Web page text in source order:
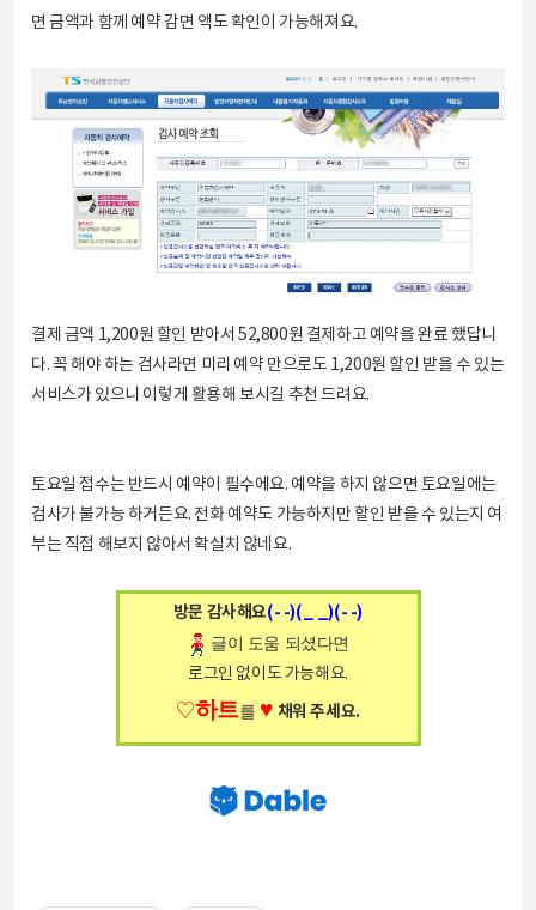
면 금액과 함께 예약 감면 액도 확인이 가능해져요.
결제 금액 1,200원 할인 받아서 52,800원 결제하고 예약을 완료 했답니
다. 꼭 해야 하는 검사라면 미리 예약 만으로도 1,200원 할인 받을 수 있는
서비스가 있으니 이렇게 활용해 보시길 추천 드려요.
토요일 접수는 반드시 예약이 필수에요. 예약을 하지 않으면 토요일에는
검사가 불가능 하거든요. 전화 예약도 가능하지만 할인 받을 수 있는지 여
부는 직접 해보지 않아서 확실치 않네요.
방문 감사해요(- -)(_ _)(- -)
글이 도움 되셨다면
로그인 없이도 가능해요.
♡하트를 ♥ 채워 주세요.